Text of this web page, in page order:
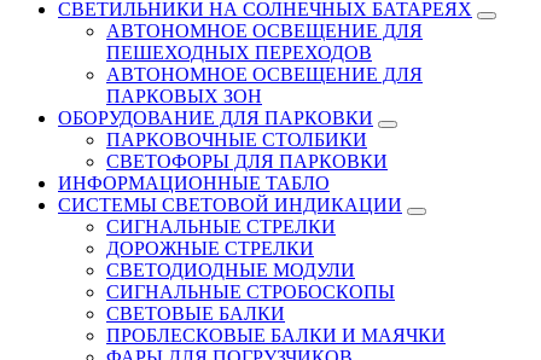
СВЕТИЛЬНИКИ НА СОЛНЕЧНЫХ БАТАРЕЯХ
АВТОНОМНОЕ ОСВЕЩЕНИЕ ДЛЯ
ПЕШЕХОДНЫХ ПЕРЕХОДОВ
АВТОНОМНОЕ ОСВЕЩЕНИЕ ДЛЯ
ПАРКОВЫХ ЗОН
ОБОРУДОВАНИЕ ДЛЯ ПАРКОВКИ
ПАРКОВОЧНЫЕ СТОЛБИКИ
СВЕТОФОРЫ ДЛЯ ПАРКОВКИ
ИНФОРМАЦИОННЫЕ ТАБЛО
CИСТЕМЫ СВЕТОВОЙ ИНДИКАЦИИ
СИГНАЛЬНЫЕ СТРЕЛКИ
ДОРОЖНЫЕ СТРЕЛКИ
СВЕТОДИОДНЫЕ МОДУЛИ
СИГНАЛЬНЫЕ СТРОБОСКОПЫ
СВЕТОВЫЕ БАЛКИ
ПРОБЛЕСКОВЫЕ БАЛКИ И МАЯЧКИ